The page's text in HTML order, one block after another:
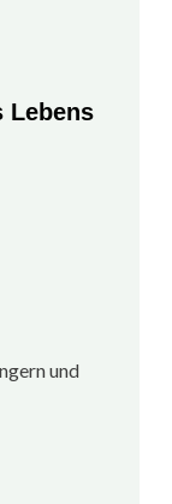
Lebens
und